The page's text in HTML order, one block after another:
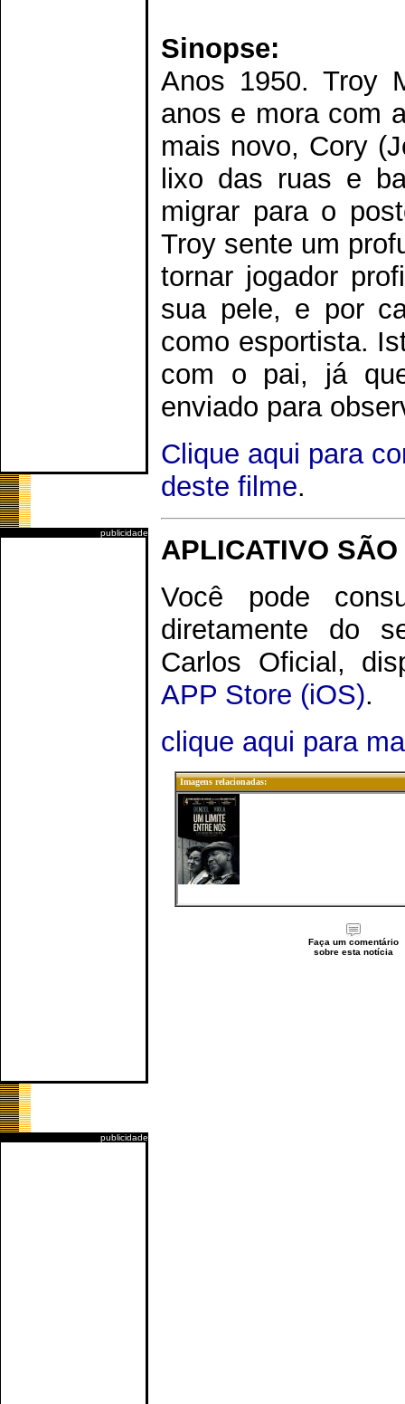
publicidade
publicidade
Sinopse:
Anos 1950. Troy
anos e mora com
mais novo, Cory
lixo das ruas e
migrar para o
Troy sente um
tornar jogador
sua pele, e por
como esportista.
com o pai, já
enviado para
Clique aqui para
deste filme.
APLICATIVO
Você pode
diretamente do
Carlos Oficial,
APP Store (iOS).
clique aqui para
Imagens relacionadas:
Faça um comentário
sobre esta notícia